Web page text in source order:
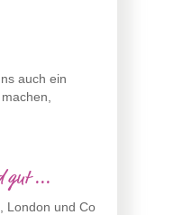
auch ein
gut ...
London und Co